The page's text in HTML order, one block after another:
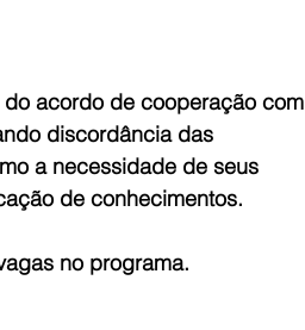
acordo de cooperação com
discordância das
a necessidade de seus
de conhecimentos.
no programa.